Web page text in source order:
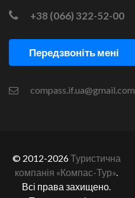
+38 (066) 322-52-00
Передзвоніть мені
compass.if.ua@gmail.com
© 2012-2026Туристична
компанія «Компас-Тур».
Всі права захищено.